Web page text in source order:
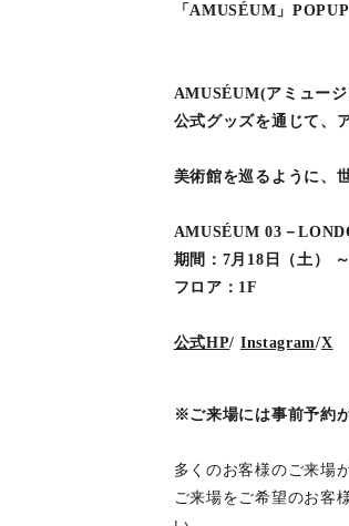
「AMUSÉUM」
AMUSÉUM(アミュー
公式グッズを通じて、
美術館を巡るように、
AMUSÉUM 03－
期間：7月18日（土）
フロア：1F
公式HP/ Instagram/X
※ご来場には事前予約
多くのお客様のご来場
ご来場をご希望のお客